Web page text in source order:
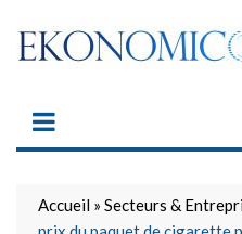
content
Accueil » Secteurs &